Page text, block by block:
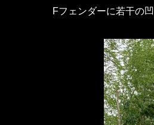
Fフェンダーに若干の